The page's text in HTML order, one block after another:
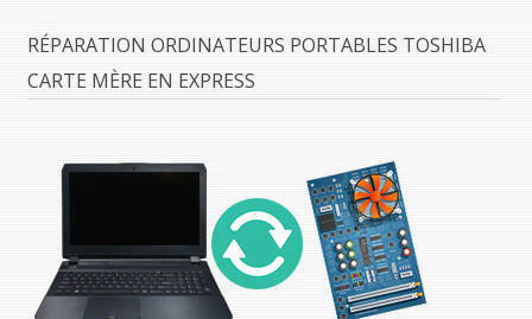
RÉPARATION ORDINATEURS PORTABLES TOSHIBA
CARTE MÈRE EN EXPRESS